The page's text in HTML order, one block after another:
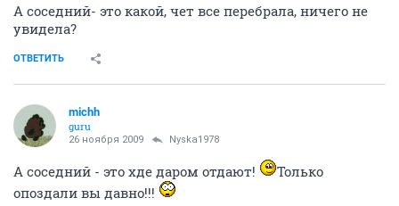
А соседний- это какой, чет все перебрала, ничего не
увидела?
ОТВЕТИТЬ
michh
guru
26 ноября 2009 Nyska1978
А соседний - это хде даром отдают!
Только
опоздали вы давно!!!